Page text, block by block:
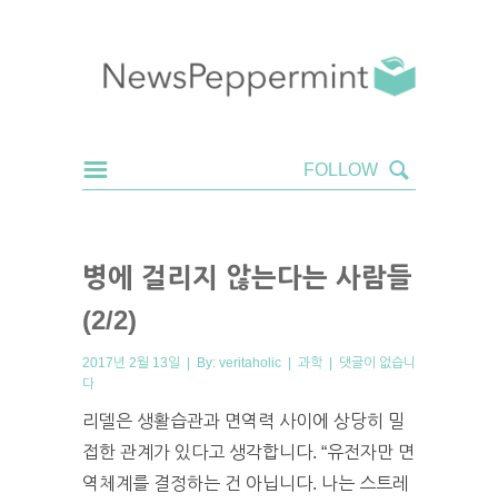
병에 걸리지 않는다는 사람들
(2/2)
2017년 2월 13일 | By: veritaholic | 과학 | 댓글이 없습니
다
리델은 생활습관과 면역력 사이에 상당히 밀
접한 관계가 있다고 생각합니다. “유전자만 면
역체계를 결정하는 건 아닙니다. 나는 스트레